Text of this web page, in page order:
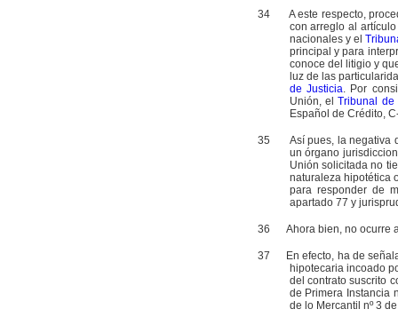
34A este respecto,
con arreglo al
nacionales y el
principal y para
conoce del litigio y
luz de las
de Justicia. Por
Unión, elTribunal de
Español de Crédito,
35 Así pues, la negativa
un órgano
Unión solicitada no
naturaleza hipotética
para responder de
apartado 77 y
36 Ahora bien, no ocurre
37 En efecto, ha de
hipotecaria incoado
del contrato suscrito
de Primera Instancia
de lo Mercantil nº 3